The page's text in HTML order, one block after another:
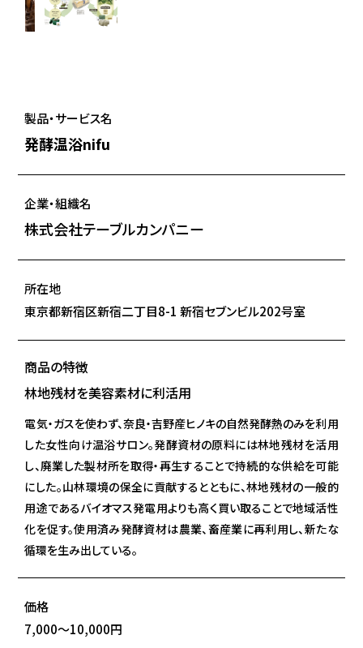
製品・サービス名
発酵温浴nifu
企業・組織名
株式会社テーブルカンパニー
所在地
東京都新宿区新宿二丁目8-1 新宿セブンビル202号室
商品の特徴
林地残材を美容素材に利活用
電気・ガスを使わず、奈良・吉野産ヒノキの自然発酵熱のみを利用
した女性向け温浴サロン。発酵資材の原料には林地残材を活用
し、廃業した製材所を取得・再生することで持続的な供給を可能
にした。山林環境の保全に貢献するとともに、林地残材の一般的
用途であるバイオマス発電用よりも高く買い取ることで地域活性
化を促す。使用済み発酵資材は農業、畜産業に再利用し、新たな
循環を生み出している。
価格
7,000～10,000円